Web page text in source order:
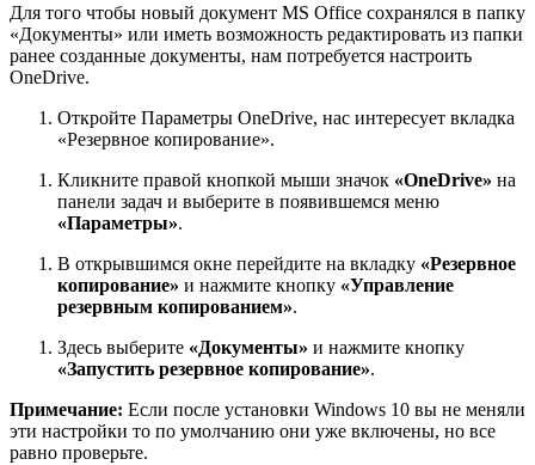
Для того чтобы новый документ MS Office сохранялся в папку
«Документы» или иметь возможность редактировать из папки
ранее созданные документы, нам потребуется настроить
OneDrive.
Откройте Параметры OneDrive, нас интересует вкладка
«Резервное копирование».
Кликните правой кнопкой мыши значок «OneDrive» на
панели задач и выберите в появившемся меню
«Параметры».
В открывшимся окне перейдите на вкладку «Резервное
копирование» и нажмите кнопку «Управление
резервным копированием».
Здесь выберите «Документы» и нажмите кнопку
«Запустить резервное копирование».
Примечание: Если после установки Windows 10 вы не меняли
эти настройки то по умолчанию они уже включены, но все
равно проверьте.